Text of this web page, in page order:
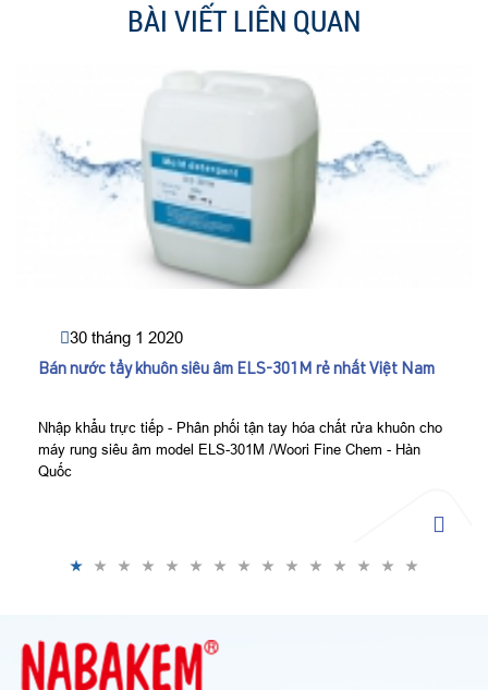
BÀI VIẾT LIÊN QUAN
30 tháng 1 2020
Bán nước tẩy khuôn siêu âm ELS-301M rẻ nhất Việt Nam
Nhập khẩu trực tiếp - Phân phối tận tay hóa chất rửa khuôn cho
máy rung siêu âm model ELS-301M /Woori Fine Chem - Hàn
Quốc